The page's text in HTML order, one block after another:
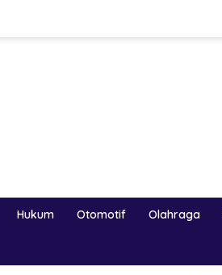
Hukum Otomotif Olahraga